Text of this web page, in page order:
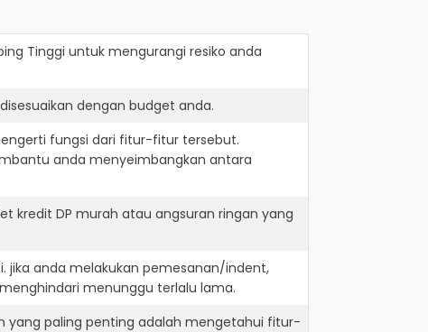
Tinggi untuk mengurangi resiko anda
dengan budget anda.
fungsi dari fitur-fitur tersebut.
anda menyeimbangkan antara
kredit DP murah atau angsuran ringan yang
jika anda melakukan pemesanan/indent,
menunggu terlalu lama.
yang paling penting adalah mengetahui fitur-